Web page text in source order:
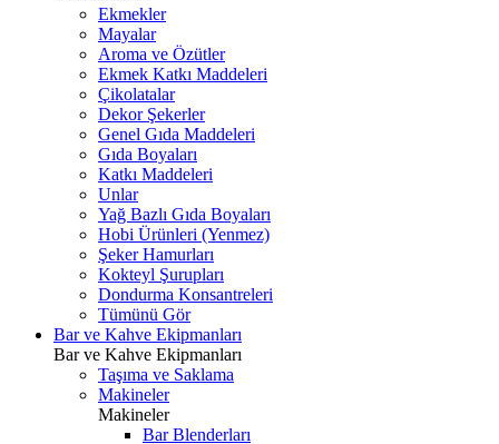
Ekmekler
Mayalar
Aroma ve Özütler
Ekmek Katkı Maddeleri
Çikolatalar
Dekor Şekerler
Genel Gıda Maddeleri
Gıda Boyaları
Katkı Maddeleri
Unlar
Yağ Bazlı Gıda Boyaları
Hobi Ürünleri (Yenmez)
Şeker Hamurları
Kokteyl Şurupları
Dondurma Konsantreleri
Tümünü Gör
Bar ve Kahve Ekipmanları
Bar ve Kahve Ekipmanları
Taşıma ve Saklama
Makineler
Makineler
Bar Blenderları